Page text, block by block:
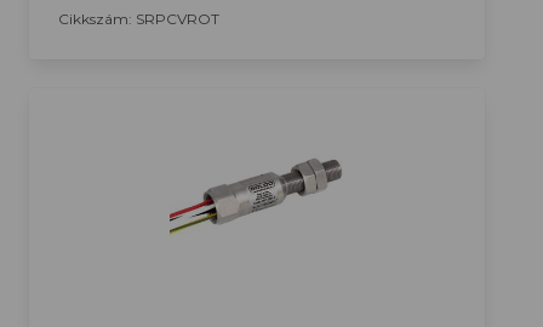
Cikkszám: SRPCVROT